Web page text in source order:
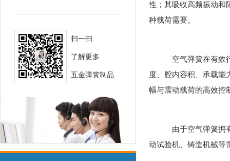
扫一扫
了解更多
五金弹簧制品
性；其吸收高频振动和
种载荷需要。
空气弹簧在有效
度、腔内容积、承载能
幅与震动载荷的高效控
由于空气弹簧拥
动试验机、铸造机械等